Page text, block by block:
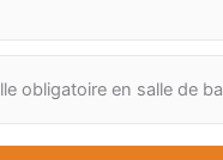
obligatoire en salle de